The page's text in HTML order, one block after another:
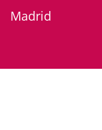
Madrid